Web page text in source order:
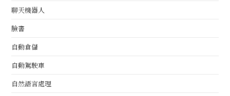
聊天機器人
臉書
自動倉儲
自動駕駛車
自然語言處理